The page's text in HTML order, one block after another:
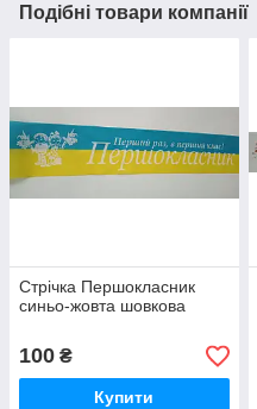
Подібні товари компанії
Стрічка Першокласник
синьо-жовта шовкова
100 ₴
Купити